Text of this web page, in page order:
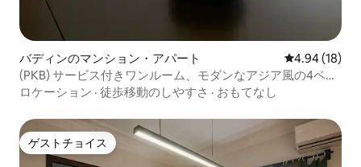
バディンのマンション・アパート レビュー18
4.94 (18)
(PKB) サービス付きワンルーム、モダンなアジア風の4ベッ
ドルーム
ロケーション · 徒歩移動のしやすさ · おもてなし
ゲストチョイス
ゲストチョイス